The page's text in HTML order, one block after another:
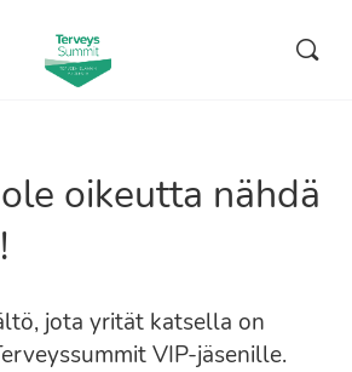
oikeutta nähdä
jota yrität katsella on
VIP-jäsenille.